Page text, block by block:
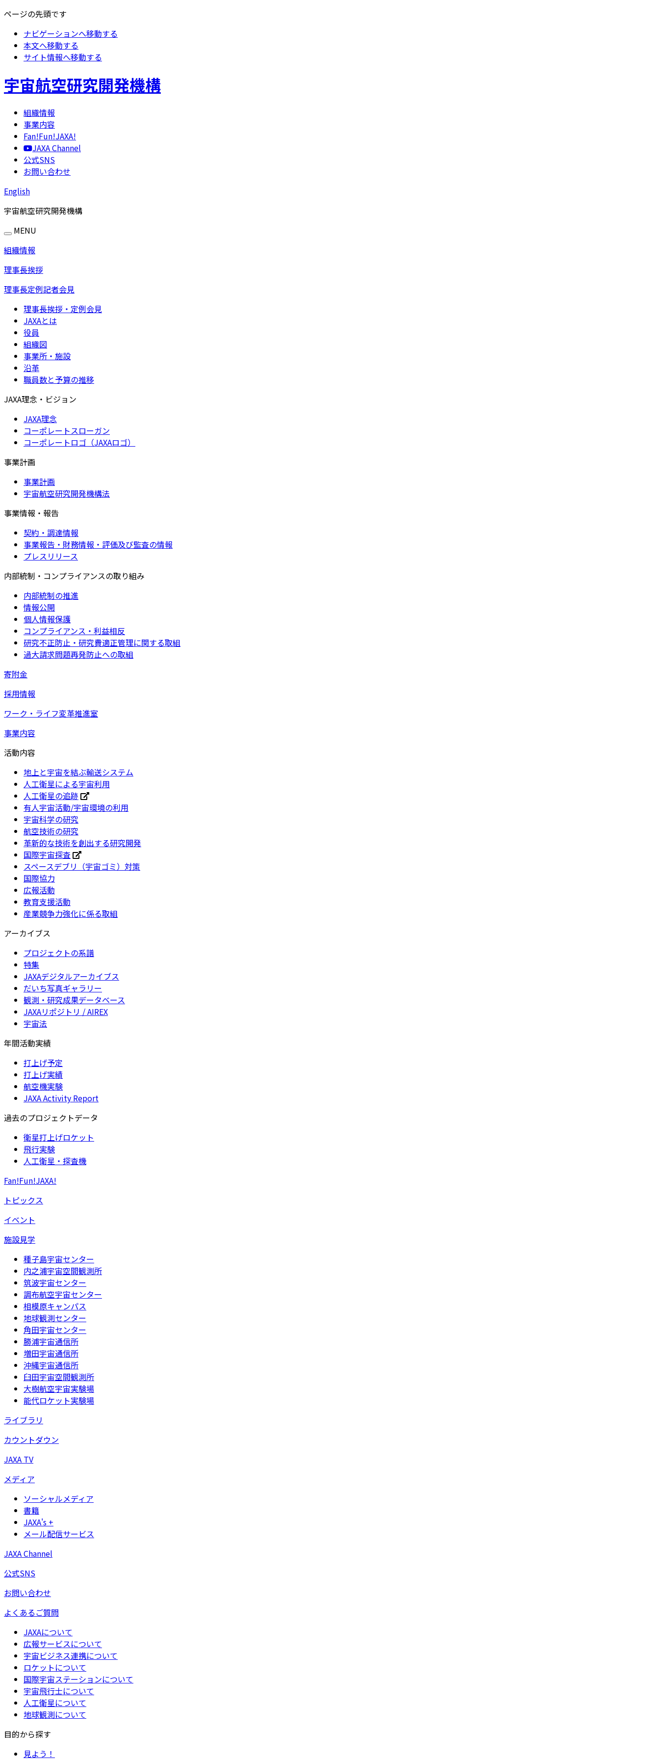
ページの先頭です
ナビゲーションへ移動する
本文へ移動する
サイト情報へ移動する
宇宙航空研究開発機構
組織情報
事業内容
Fan!Fun!JAXA!
JAXA Channel
公式SNS
お問い合わせ
English
宇宙航空研究開発機構
MENU
組織情報
理事長挨拶
理事長定例記者会見
理事長挨拶・定例会見
JAXAとは
役員
組織図
事業所・施設
沿革
職員数と予算の推移
JAXA理念・ビジョン
JAXA理念
コーポレートスローガン
コーポレートロゴ（JAXAロゴ）
事業計画
事業計画
宇宙航空研究開発機構法
事業情報・報告
契約・調達情報
事業報告・財務情報・評価及び監査の情報
プレスリリース
内部統制・コンプライアンスの取り組み
内部統制の推進
情報公開
個人情報保護
コンプライアンス・利益相反
研究不正防止・研究費適正管理に関する取組
過大請求問題再発防止への取組
寄附金
採用情報
ワーク・ライフ変革推進室
事業内容
活動内容
地上と宇宙を結ぶ輸送システム
人工衛星による宇宙利用
人工衛星の追跡
有人宇宙活動/宇宙環境の利用
宇宙科学の研究
航空技術の研究
革新的な技術を創出する研究開発
国際宇宙探査
スペースデブリ（宇宙ゴミ）対策
国際協力
広報活動
教育支援活動
産業競争力強化に係る取組
アーカイブス
プロジェクトの系譜
特集
JAXAデジタルアーカイブス
だいち写真ギャラリー
観測・研究成果データベース
JAXAリポジトリ / AIREX
宇宙法
年間活動実績
打上げ予定
打上げ実績
航空機実験
JAXA Activity Report
過去のプロジェクトデータ
衛星打上げロケット
飛行実験
人工衛星・探査機
Fan!Fun!JAXA!
トピックス
イベント
施設見学
種子島宇宙センター
内之浦宇宙空間観測所
筑波宇宙センター
調布航空宇宙センター
相模原キャンパス
地球観測センター
角田宇宙センター
勝浦宇宙通信所
増田宇宙通信所
沖縄宇宙通信所
臼田宇宙空間観測所
大樹航空宇宙実験場
能代ロケット実験場
ライブラリ
カウントダウン
JAXA TV
メディア
ソーシャルメディア
書籍
JAXA's +
メール配信サービス
JAXA Channel
公式SNS
お問い合わせ
よくあるご質問
JAXAについて
広報サービスについて
宇宙ビジネス連携について
ロケットについて
国際宇宙ステーションについて
宇宙飛行士について
人工衛星について
地球観測について
目的から探す
見よう！